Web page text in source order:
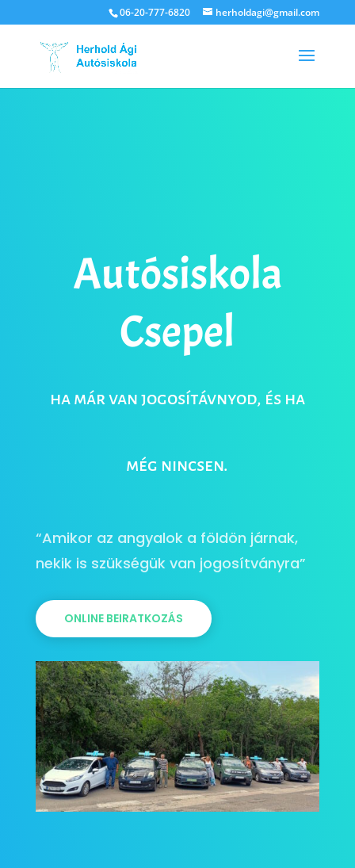
06-20-777-6820 herholdagi@gmail.com
Autósiskola
Csepel
ha már van jogosítávnyod, és ha
még nincsen.
“Amikor az angyalok a földön járnak,
nekik is szükségük van jogosítványra”
ONLINE BEIRATKOZÁS